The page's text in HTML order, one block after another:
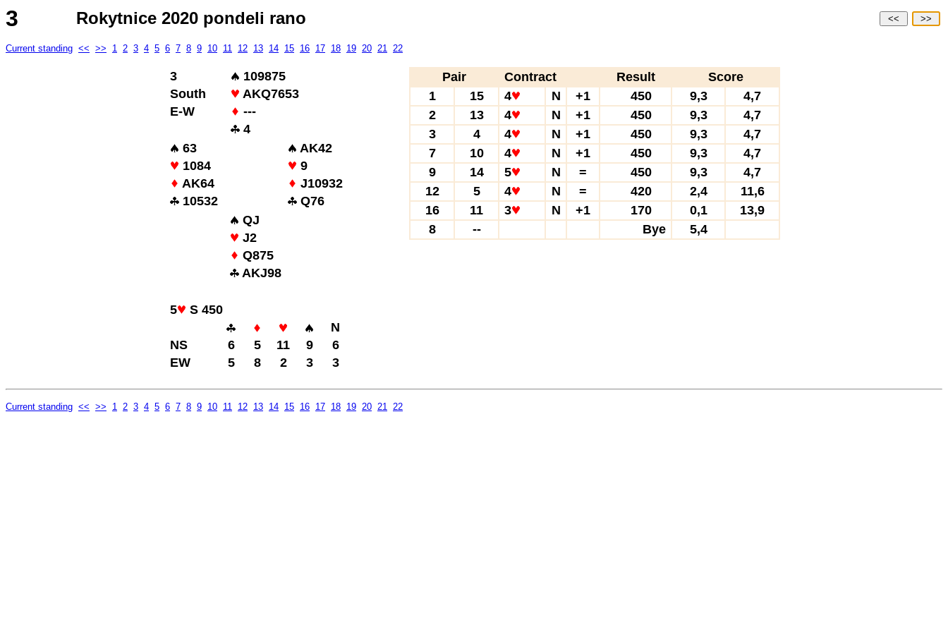
3 Rokytnice 2020 pondeli rano << >>
Current standing << >> 1 2 3 4 5 6 7 8 9 10 11 12 13 14 15 16 17 18 19 20 21 22
3
109875
South
AKQ7653
E-W
---
4
63
AK42
1084
9
AK64
J10932
10532
Q76
QJ
J2
Q875
AKJ98
5
S 450
N
NS
6 5 11 9
6
EW
5 8 2 3 3
Pair Contract Result
Score
1
15 4 N +1 450 9,3
4,7
2
13 4 N +1 450 9,3
4,7
3
4 4 N +1 450 9,3
4,7
7
10 4 N +1 450 9,3
4,7
9
14 5 N = 450 9,3
4,7
12
5 4 N = 420 2,4
11,6
16
11 3 N +1 170 0,1
13,9
8
-- Bye 5,4
Current standing << >> 1 2 3 4 5 6 7 8 9 10 11 12 13 14 15 16 17 18 19 20 21 22